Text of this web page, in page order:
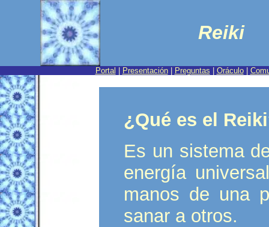
Reiki
Portal Presentación| Preguntas Oráculo|
¿Qué es el
Es un sistema
energía
manos de una
sanar a otros.